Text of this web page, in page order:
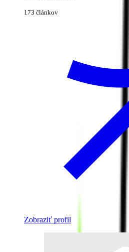
173 článkov
Zobraziť profil